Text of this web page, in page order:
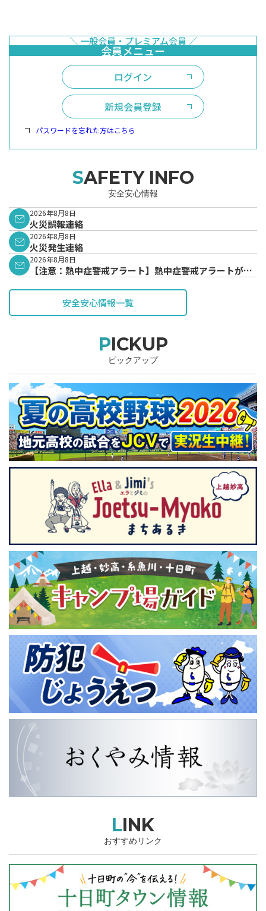
ログイン
新規会員登録
パスワードを忘れた方はこちら
SAFETY INFO
安全安心情報
2026年8月8日
火災誤報連絡
2026年8月8日
火災発生連絡
2026年8月8日
【注意：熱中症警戒アラート】熱中症警戒アラートが発
安全安心情報一覧
PICKUP
ピックアップ
LINK
おすすめリンク